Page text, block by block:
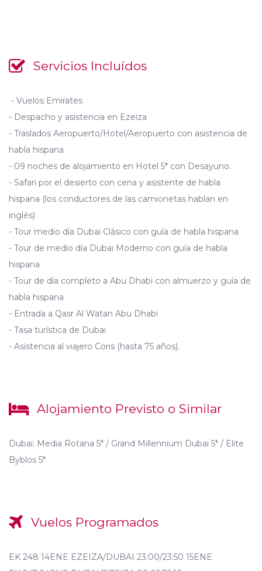
Servicios Incluídos
- Vuelos Emirates
- Despacho y asistencia en Ezeiza
- Traslados Aeropuerto/Hotel/Aeropuerto con asistencia de
habla hispana
- 09 noches de alojamiento en Hotel 5* con Desayuno.
- Safari por el desierto con cena y asistente de habla
hispana (los conductores de las camionetas hablan en
inglés)
- Tour medio día Dubai Clásico con guía de habla hispana
- Tour de medio día Dubai Moderno con guía de habla
hispana
- Tour de día completo a Abu Dhabi con almuerzo y guía de
habla hispana
- Entrada a Qasr Al Watan Abu Dhabi
- Tasa turística de Dubai
- Asistencia al viajero Coris (hasta 75 años).
Alojamiento Previsto o Similar
Dubai: Media Rotana 5* / Grand Millennium Dubai 5* / Elite
Byblos 5*
Vuelos Programados
EK 248 14ENE EZEIZA/DUBAI 23:00/23:50 15ENE